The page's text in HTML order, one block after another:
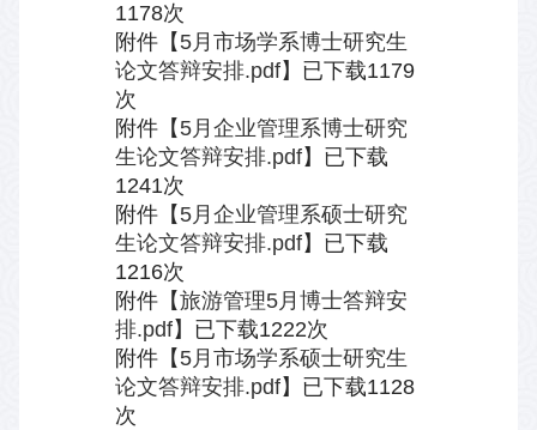
1178次
附件【 5月市场学系博士研究生
论文答辩安排.pdf】已下载1179
次
附件【 5月企业管理系博士研究
生论文答辩安排.pdf】已下载
1241次
附件【 5月企业管理系硕士研究
生论文答辩安排.pdf】已下载
1216次
附件【旅游管理5月博士答辩安
排.pdf】已下载1222次
附件【 5月市场学系硕士研究生
论文答辩安排.pdf】已下载1128
次